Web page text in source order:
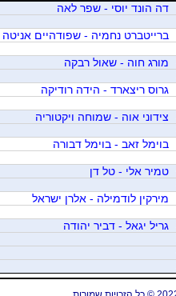
דה הונד יוסי - שפר לאה
ברייטברט נחמיה - שפודהיים אניטה
מורג חוה - שאול רבקה
גרוס ריצארד - הידה רודיקה
צידוני אוה - שמוחה ויקטוריה
בוימל זאב - בוימל דבורה
טמיר אלי - טל דן
מירקין לודמילה - אלרן ישראל
גריל יגאל - דביר יהודה